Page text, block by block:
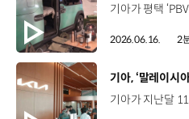
2026.06.16. 2
[동영상]
기아, ‘말레이시